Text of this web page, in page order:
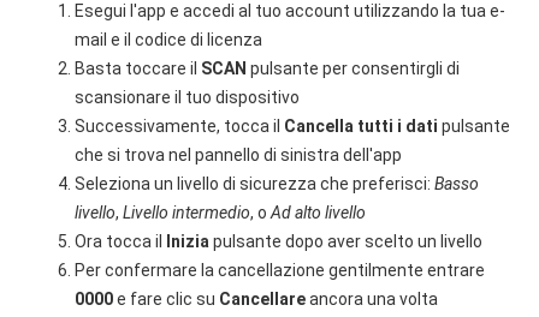
Esegui l'app e accedi al tuo account utilizzando la tua e-
mail e il codice di licenza
Basta toccare il SCAN pulsante per consentirgli di
scansionare il tuo dispositivo
Successivamente, tocca il Cancella tutti i dati pulsante
che si trova nel pannello di sinistra dell'app
Seleziona un livello di sicurezza che preferisci:Basso
livello,Livello intermedio, oAd alto livello
Ora tocca il
Inizia pulsante dopo aver scelto un livello
Per confermare la cancellazione gentilmente entrare
0000e fare clic su Cancellareancora una volta